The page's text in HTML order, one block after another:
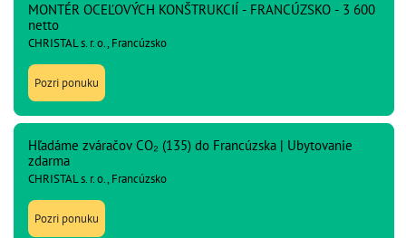
MONTÉR OCEĽOVÝCH KONŠTRUKCIÍ - FRANCÚZSKO - 3 600
netto
CHRISTAL s. r. o., Francúzsko
Pozri ponuku
Hľadáme zváračov CO₂ (135) do Francúzska | Ubytovanie
zdarma
CHRISTAL s. r. o., Francúzsko
Pozri ponuku